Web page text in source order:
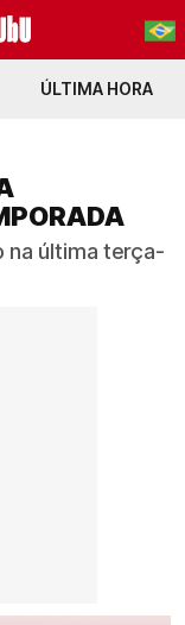
BR ÚLTIMA HORA
na última terça-